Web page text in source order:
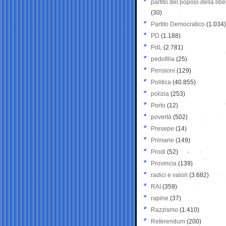
partito del popolo della
(30)
Partito Democratico (1.034)
PD (1.188)
PdL (2.781)
pedofilia (25)
Pensioni (129)
Politica (40.855)
polizia (253)
Porto (12)
povertà (502)
Presepe (14)
Primarie (149)
Prodi (52)
Provincia (139)
radici e valori (3.682)
RAI (359)
rapine (37)
Razzismo (1.410)
Referendum (200)